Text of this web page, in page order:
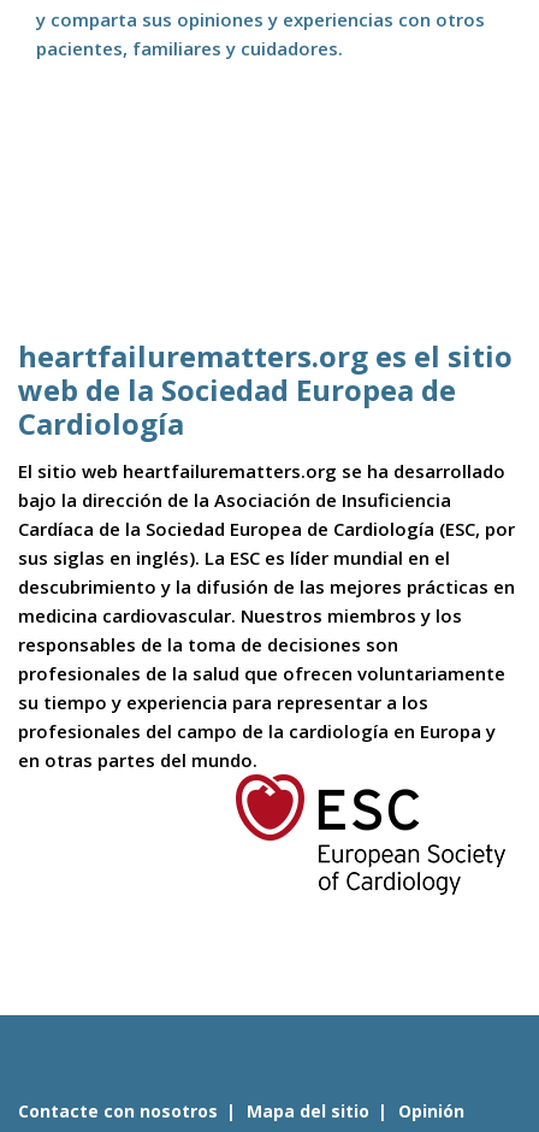
y comparta sus opiniones y experiencias con otros
pacientes, familiares y cuidadores.
heartfailurematters.org es el sitio
web de la Sociedad Europea de
Cardiología
El sitio web heartfailurematters.org se ha desarrollado
bajo la dirección de la Asociación de Insuficiencia
Cardíaca de la Sociedad Europea de Cardiología (ESC, por
sus siglas en inglés). La ESC es líder mundial en el
descubrimiento y la difusión de las mejores prácticas en
medicina cardiovascular. Nuestros miembros y los
responsables de la toma de decisiones son
profesionales de la salud que ofrecen voluntariamente
su tiempo y experiencia para representar a los
profesionales del campo de la cardiología en Europa y
en otras partes del mundo.
Contacte con nosotros Mapa del sitio Opinión